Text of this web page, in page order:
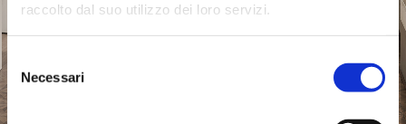
raccolto dal suo utilizzo dei loro servizi.
del
consenso
Necessari